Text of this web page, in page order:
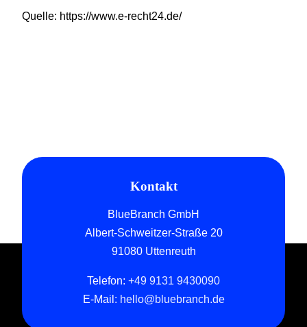
Quel­le: https://www.e‑recht24.de/
Kontakt
BlueBranch GmbH
Albert-Schweitzer-Straße 20
91080 Uttenreuth
Telefon: +49 9131 9430090
E-Mail: hello@bluebranch.de